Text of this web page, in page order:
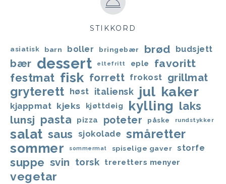
STIKKORD
asiatisk barn boller bringebær brød budsjett
bær dessert eltefritt eple favoritt
festmat fisk forrett frokost grillmat
gryterett høst italiensk jul kaker
kjappmat kjeks kjøttdeig kylling laks
lunsj pasta pizza poteter påske rundstykker
salat saus sjokolade småretter
sommer sommermat spiselige gaver storfe
suppe svin torsk treretters menyer
vegetar